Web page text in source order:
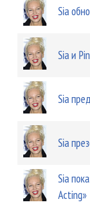
Sia
Sia и
Sia
Sia
Sia
Acting»